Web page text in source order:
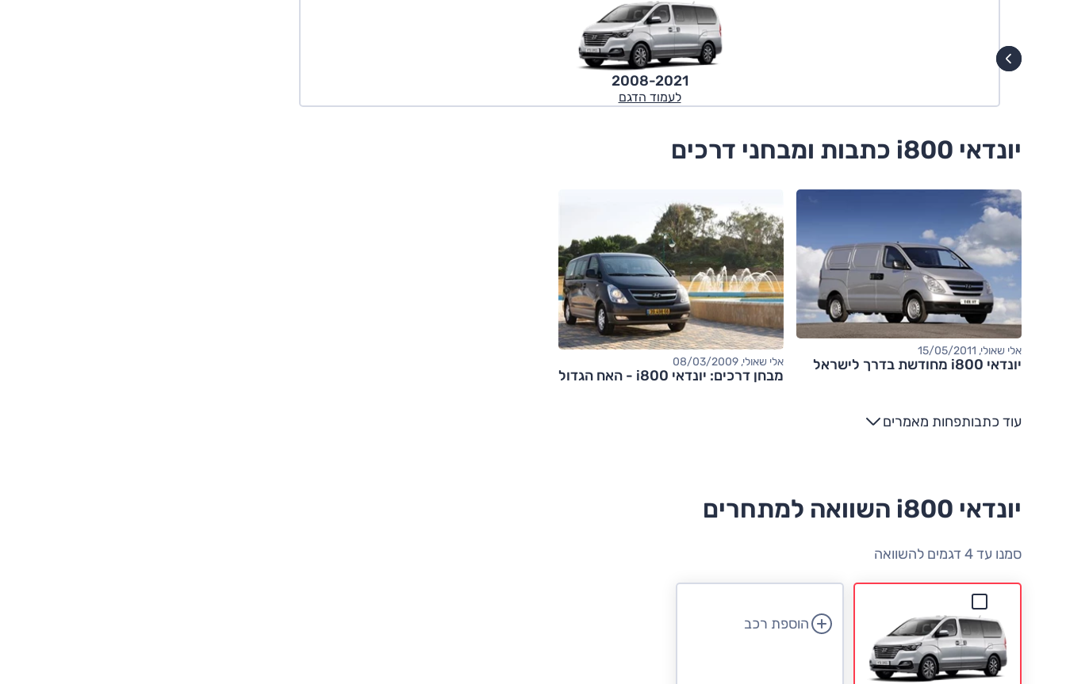
2008-2021
לעמוד הדגם
יונדאי i800 כתבות ומבחני דרכים
אלי שאולי, 15/05/2011
יונדאי i800 מחודשת בדרך לישראל אלי שאולי, 08/03/2009
מבחן דרכים: יונדאי i800 - האח הגדול
עוד כתבותפחות מאמרים
יונדאי i800 השוואה למתחרים
סמנו עד 4 דגמים להשוואה
הוספת רכב